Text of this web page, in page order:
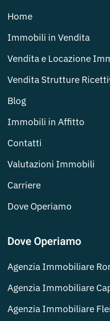
Home
Immobili in Vendita
Vendita e Locazione
Vendita Strutture
Blog
Immobili in Affitto
Contatti
Valutazioni Immobili
Carriere
Dove Operiamo
Dove Operiamo
Agenzia Immobiliare
Agenzia Immobiliare
Agenzia Immobiliare